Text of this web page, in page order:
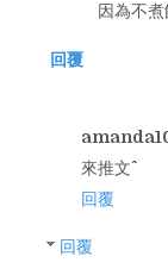
因為不煮
回覆
來推文^^
回覆
回覆